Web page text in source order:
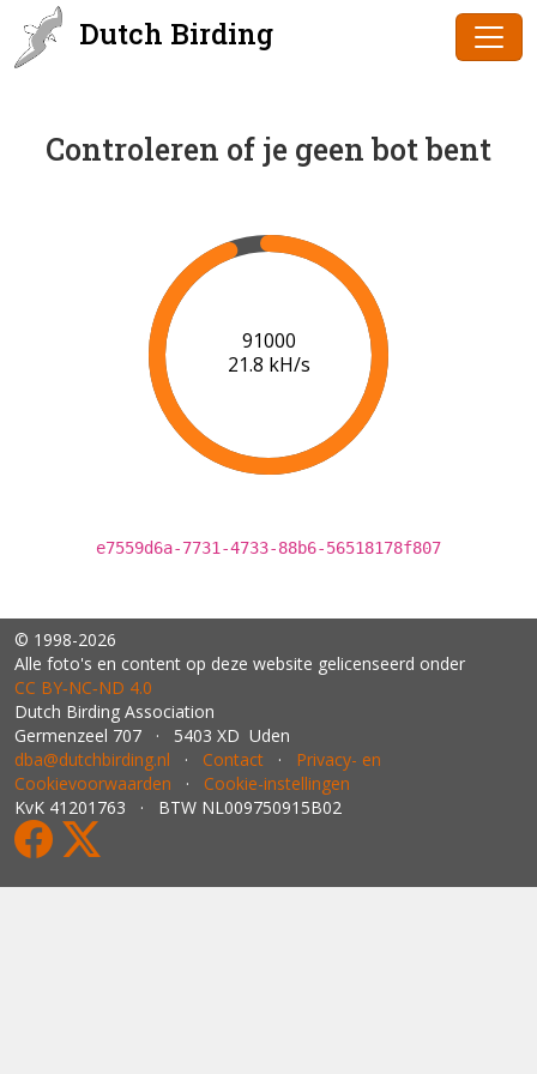
Dutch Birding
Controleren of je geen bot bent
93000
21.2 kH/s
e7559d6a-7731-4733-88b6-56518178f807
© 1998-2026
Alle foto's en content op deze website gelicenseerd onder
CC BY‑NC‑ND 4.0
Dutch Birding Association
Germenzeel 707 · 5403 XD Uden
dba@dutchbirding.nl · Contact · Privacy- en
Cookievoorwaarden · Cookie-instellingen
KvK 41201763 · BTW NL009750915B02